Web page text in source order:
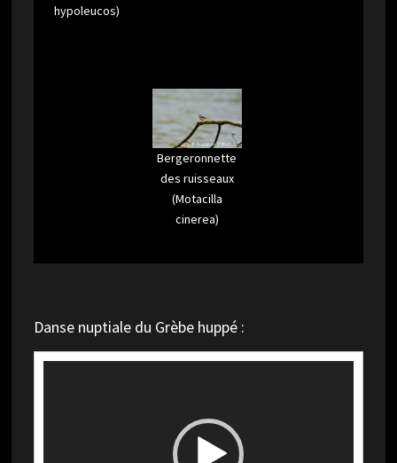
hypoleucos)
Bergeronnette
des ruisseaux
(Motacilla
cinerea)
Danse nuptiale du Grèbe huppé :